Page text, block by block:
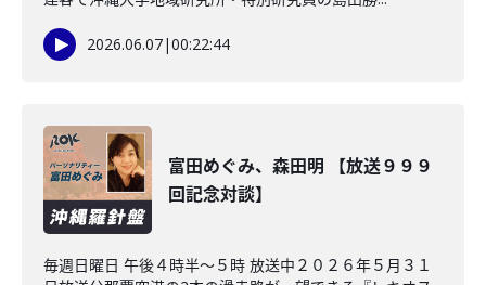
2026.06.07|00:22:44
富田めぐみ、森田明 【放送９９９
回記念対談】
毎週日曜日 午後４時半～５時 放送中２０２６年５月３１